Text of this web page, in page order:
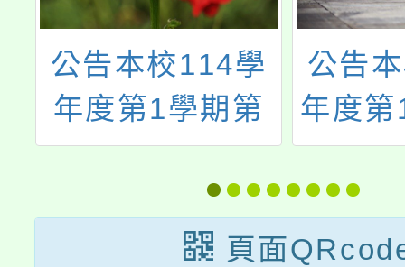
公告本校114學
年度第1學期第
10次本土語教學
支援工作人員甄
公告本
年度第1
代理(課)
選結
頁面